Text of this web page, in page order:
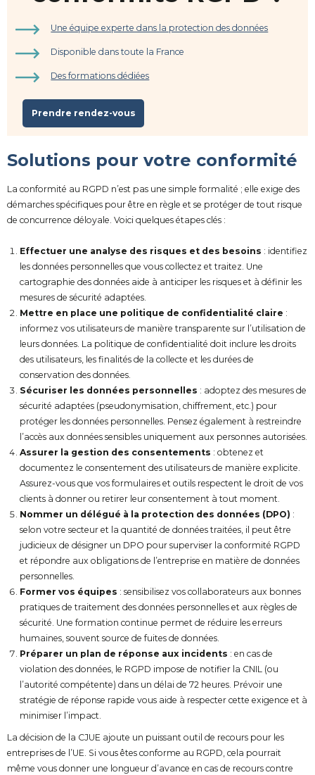
Une équipe experte dans la protection des données
Disponible dans toute la France
Des formations dédiées
Prendre rendez-vous
Solutions pour votre conformité
La conformité au RGPD n’est pas une simple formalité ; elle exige des
démarches spécifiques pour être en règle et se protéger de tout risque
de concurrence déloyale. Voici quelques étapes clés :
Effectuer une analyse des risques et des besoins : identifiez
les données personnelles que vous collectez et traitez. Une
cartographie des données aide à anticiper les risques et à définir les
mesures de sécurité adaptées.
Mettre en place une politique de confidentialité claire :
informez vos utilisateurs de manière transparente sur l’utilisation de
leurs données. La politique de confidentialité doit inclure les droits
des utilisateurs, les finalités de la collecte et les durées de
conservation des données.
Sécuriser les données personnelles : adoptez des mesures de
sécurité adaptées (pseudonymisation, chiffrement, etc.) pour
protéger les données personnelles. Pensez également à restreindre
l’accès aux données sensibles uniquement aux personnes autorisées.
Assurer la gestion des consentements : obtenez et
documentez le consentement des utilisateurs de manière explicite.
Assurez-vous que vos formulaires et outils respectent le droit de vos
clients à donner ou retirer leur consentement à tout moment.
Nommer un délégué à la protection des données (DPO) :
selon votre secteur et la quantité de données traitées, il peut être
judicieux de désigner un DPO pour superviser la conformité RGPD
et répondre aux obligations de l’entreprise en matière de données
personnelles.
Former vos équipes : sensibilisez vos collaborateurs aux bonnes
pratiques de traitement des données personnelles et aux règles de
sécurité. Une formation continue permet de réduire les erreurs
humaines, souvent source de fuites de données.
Préparer un plan de réponse aux incidents : en cas de
violation des données, le RGPD impose de notifier la CNIL (ou
l’autorité compétente) dans un délai de 72 heures. Prévoir une
stratégie de réponse rapide vous aide à respecter cette exigence et à
minimiser l’impact.
La décision de la CJUE ajoute un puissant outil de recours pour les
entreprises de l’UE. Si vous êtes conforme au RGPD, cela pourrait
même vous donner une longueur d’avance en cas de recours contre